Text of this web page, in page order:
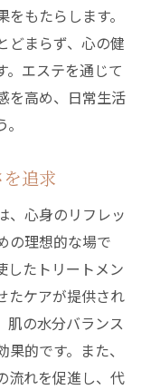
もたらします。
どまらず、心の健
。エステを通じて
を高め、日常生活
追求
、心身のリフレッ
の理想的な場で
したトリートメン
たケアが提供され
肌の水分バランス
的です。また、
流れを促進し、代